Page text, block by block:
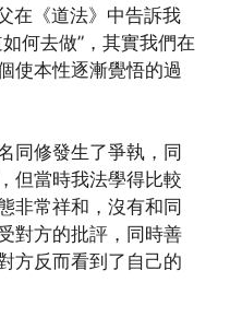
在《道法》中告訴我
何去做”，其實我們在
使本性逐漸覺悟的過
同修發生了爭執，同
但當時我法學得比較
非常祥和，沒有和同
對方的批評，同時善
方反而看到了自己的